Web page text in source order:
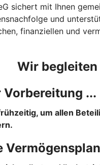
sichert mit Ihnen
und
finanziellen und
Wir begleiten
Vorbereitung ...
um allen